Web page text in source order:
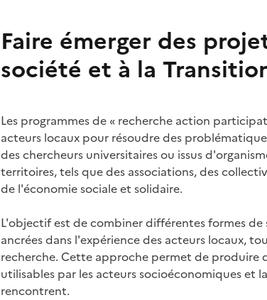
Faire émerger des
société et à la
Les programmes de « recherche action
acteurs locaux pour résoudre des
des chercheurs universitaires ou issus
territoires, tels que des associations, des
de l'économie sociale et solidaire.
L'objectif est de combiner différentes formes
ancrées dans l'expérience des acteurs locaux,
recherche. Cette approche permet de
utilisables par les acteurs socioéconomiques et
rencontrent.